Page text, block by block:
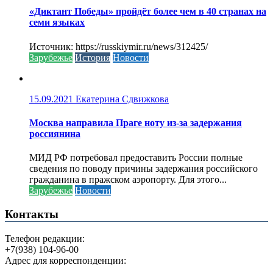
«Диктант Победы» пройдёт более чем в 40 странах на
семи языках
Источник: https://russkiymir.ru/news/312425/
Зарубежье История Новости
15.09.2021 Екатерина Сдвижкова
Москва направила Праге ноту из-за задержания
россиянина
МИД РФ потребовал предоставить России полные
сведения по поводу причины задержания российского
гражданина в пражском аэропорту. Для этого...
Зарубежье Новости
Контакты
Телефон редакции:
+7(938) 104-96-00
Адрес для корреспонденции: